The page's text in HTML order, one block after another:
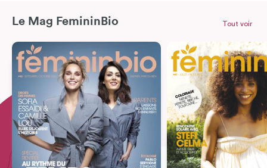
Le Mag FemininBio Tout voir